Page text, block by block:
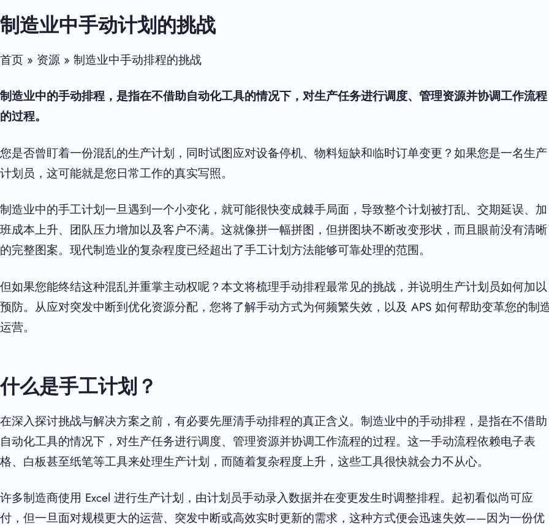
制造业中手动计划的挑战
首页 » 资源 » 制造业中手动排程的挑战
制造业中的手动排程，是指在不借助自动化工具的情况下，对生产任务进行调度、管理资源并协调工作流程
的过程。
您是否曾盯着一份混乱的生产计划，同时试图应对设备停机、物料短缺和临时订单变更？如果您是一名生产
计划员，这可能就是您日常工作的真实写照。
制造业中的手工计划一旦遇到一个小变化，就可能很快变成棘手局面，导致整个计划被打乱、交期延误、加
班成本上升、团队压力增加以及客户不满。这就像拼一幅拼图，但拼图块不断改变形状，而且眼前没有清晰
的完整图案。现代制造业的复杂程度已经超出了手工计划方法能够可靠处理的范围。
但如果您能终结这种混乱并重掌主动权呢？本文将梳理手动排程最常见的挑战，并说明生产计划员如何加以
预防。从应对突发中断到优化资源分配，您将了解手动方式为何频繁失效，以及 APS 如何帮助变革您的制
运营。
什么是手工计划？
在深入探讨挑战与解决方案之前，有必要先厘清手动排程的真正含义。制造业中的手动排程，是指在不借助
自动化工具的情况下，对生产任务进行调度、管理资源并协调工作流程的过程。这一手动流程依赖电子表
格、白板甚至纸笔等工具来处理生产计划，而随着复杂程度上升，这些工具很快就会力不从心。
许多制造商使用 Excel 进行生产计划，由计划员手动录入数据并在变更发生时调整排程。起初看似尚可应
付，但一旦面对规模更大的运营、突发中断或高效实时更新的需求，这种方式便会迅速失效——因为一份优